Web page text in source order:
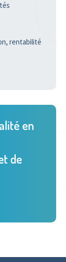
rentabilité
en
de